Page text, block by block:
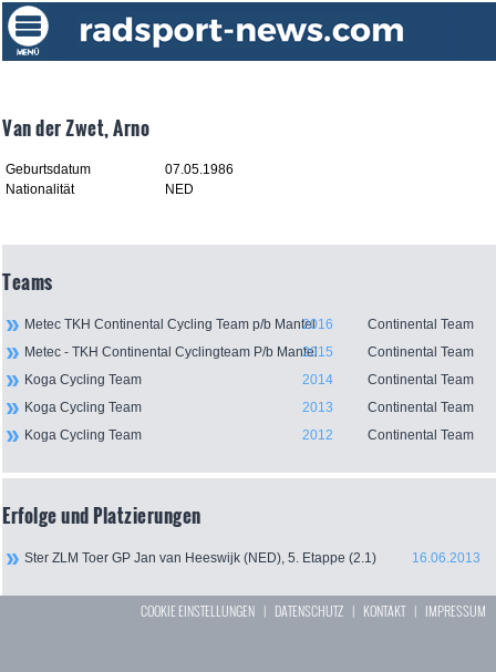
Van der Zwet, Arno
Geburtsdatum
07.05.1986
Nationalität
NED
Teams
Metec TKH Continental Cycling Team p/b Mantel2016
Continental Team
Metec - TKH Continental Cyclingteam P/b Mantel2015
Continental Team
Koga Cycling Team
2014
Continental Team
Koga Cycling Team
2013
Continental Team
Koga Cycling Team
2012 Continental Team
Erfolge und Platzierungen
Ster ZLM Toer GP Jan van Heeswijk (NED), 5. Etappe (2.1) 16.06.2013
COOKIE EINSTELLUNGEN | DATENSCHUTZ | KONTAKT| IMPRESSUM